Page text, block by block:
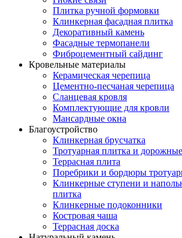
Плитка ручной формовки
Клинкерная фасадная плитка
Декоративный камень
Фасадные термопанели
Фиброцементный сайдинг
Кровельные материалы
Керамическая черепица
Цементно-песчаная черепица
Сланцевая кровля
Комплектующие для кровли
Мансардные окна
Благоустройство
Клинкерная брусчатка
Тротуарная плитка и
Террасная плита
Поребрики и бордюры
Клинкерные ступени и
плитка
Клинкерные подоконники
Костровая чаша
Террасная доска